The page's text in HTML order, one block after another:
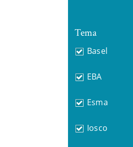
Tema
Basel
EBA
Esma
Iosco